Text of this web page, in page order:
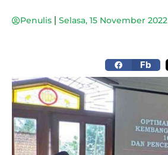
Penulis Selasa, 15 November 2022
Fb